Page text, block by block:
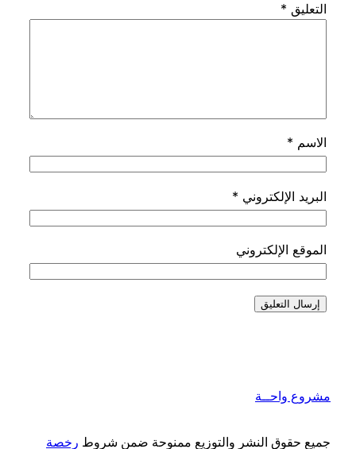
التعليق *
الاسم *
البريد الإلكتروني *
الموقع الإلكتروني
مشروع واحــة
جميع حقوق النشر والتوزيع ممنوحة ضمن شروط رخصة